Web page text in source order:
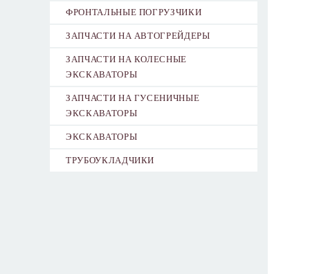
ФРОНТАЛЬНЫЕ ПОГРУЗЧИКИ
ЗАПЧАСТИ НА АВТОГРЕЙДЕРЫ
ЗАПЧАСТИ НА КОЛЕСНЫЕ
ЭКСКАВАТОРЫ
ЗАПЧАСТИ НА ГУСЕНИЧНЫЕ
ЭКСКАВАТОРЫ
ЭКСКАВАТОРЫ
ТРУБОУКЛАДЧИКИ